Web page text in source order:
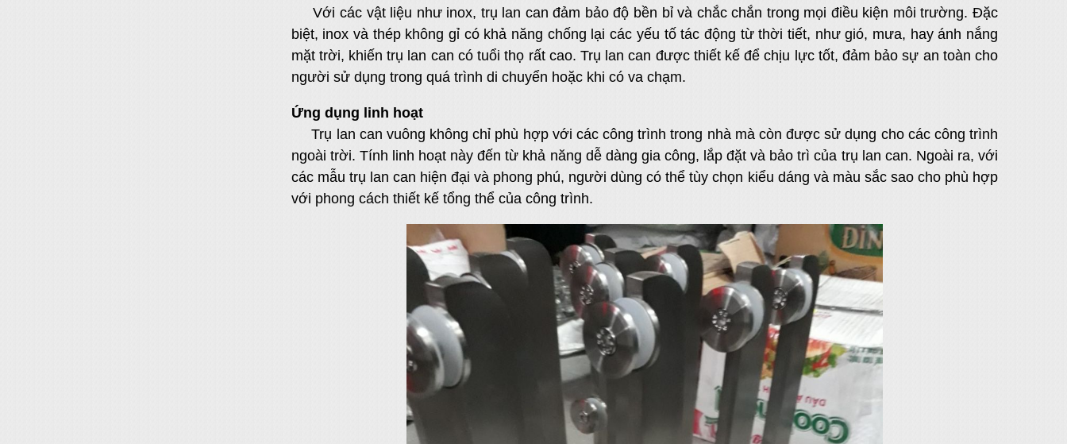
Với các vật liệu như inox, trụ lan can đảm bảo độ bền bỉ và chắc chắn trong mọi điều kiện môi trường. Đặc
biệt, inox và thép không gỉ có khả năng chống lại các yếu tố tác động từ thời tiết, như gió, mưa, hay ánh nắng
mặt trời, khiến trụ lan can có tuổi thọ rất cao. Trụ lan can được thiết kế để chịu lực tốt, đảm bảo sự an toàn cho
người sử dụng trong quá trình di chuyển hoặc khi có va chạm.
Ứng dụng linh hoạt
Trụ lan can vuông không chỉ phù hợp với các công trình trong nhà mà còn được sử dụng cho các công trình
ngoài trời. Tính linh hoạt này đến từ khả năng dễ dàng gia công, lắp đặt và bảo trì của trụ lan can. Ngoài ra, với
các mẫu trụ lan can hiện đại và phong phú, người dùng có thể tùy chọn kiểu dáng và màu sắc sao cho phù hợp
với phong cách thiết kế tổng thể của công trình.